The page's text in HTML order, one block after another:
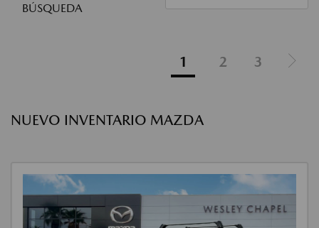
BÚSQUEDA
1 2 3
NUEVO INVENTARIO MAZDA